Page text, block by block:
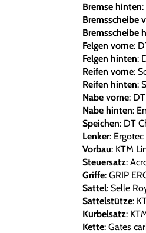
Bremse hinten
Bremsscheibe
Bremsscheibe
Felgen vorne:
Felgen hinten:
Reifen vorne:
Reifen hinten:
Nabe vorne:
Nabe hinten:
Speichen: DT
Lenker:
Vorbau: KTM
Steuersatz:
Griffe: GRIP
Sattel: Selle
Sattelstütze:
Kurbelsatz:
Kette: Gates